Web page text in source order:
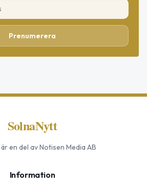
Prenumerera
SolnaNytt
är en del av Notisen Media AB
Information